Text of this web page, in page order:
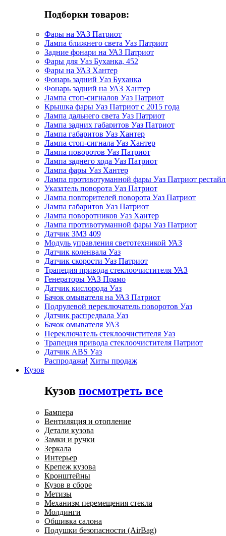
Подборки товаров:
Фары на УАЗ Патриот
Лампа ближнего света Уаз Патриот
Задние фонари на УАЗ Патриот
Фары для Уаз Буханка, 452
Фары на УАЗ Хантер
Фонарь задний Уаз Буханка
Фонарь задний на УАЗ Хантер
Лампа стоп-сигналов Уаз Патриот
Крышка фары Уаз Патриот с 2015 года
Лампа дальнего света Уаз Патриот
Лампа задних габаритов Уаз Патриот
Лампа габаритов Уаз Хантер
Лампа стоп-сигнала Уаз Хантер
Лампа поворотов Уаз Патриот
Лампа заднего хода Уаз Патриот
Лампа фары Уаз Хантер
Лампа противотуманной фары Уаз Патриот
Указатель поворота Уаз Патриот
Лампа повторителей поворота Уаз Патриот
Лампа габаритов Уаз Патриот
Лампа поворотников Уаз Хантер
Лампа противотуманной фары Уаз Патриот
Датчик ЗМЗ 409
Модуль управления светотехникой УАЗ
Датчик коленвала Уаз
Датчик скорости Уаз Патриот
Трапеция привода стеклоочистителя УАЗ
Генераторы УАЗ Прамо
Датчик кислорода Уаз
Бачок омывателя на УАЗ Патриот
Подрулевой переключатель поворотов Уаз
Датчик распредвала Уаз
Бачок омывателя УАЗ
Переключатель стеклоочистителя Уаз
Трапеция привода стеклоочистителя Патриот
Датчик ABS Уаз
Распродажа! Хиты продаж
Кузов
Кузов посмотреть все
Бампера
Вентиляция и отопление
Детали кузова
Замки и ручки
Зеркала
Интерьер
Крепеж кузова
Кронштейны
Кузов в сборе
Метизы
Механизм перемещения стекла
Молдинги
Обшивка салона
Подушки безопасности (AirBag)